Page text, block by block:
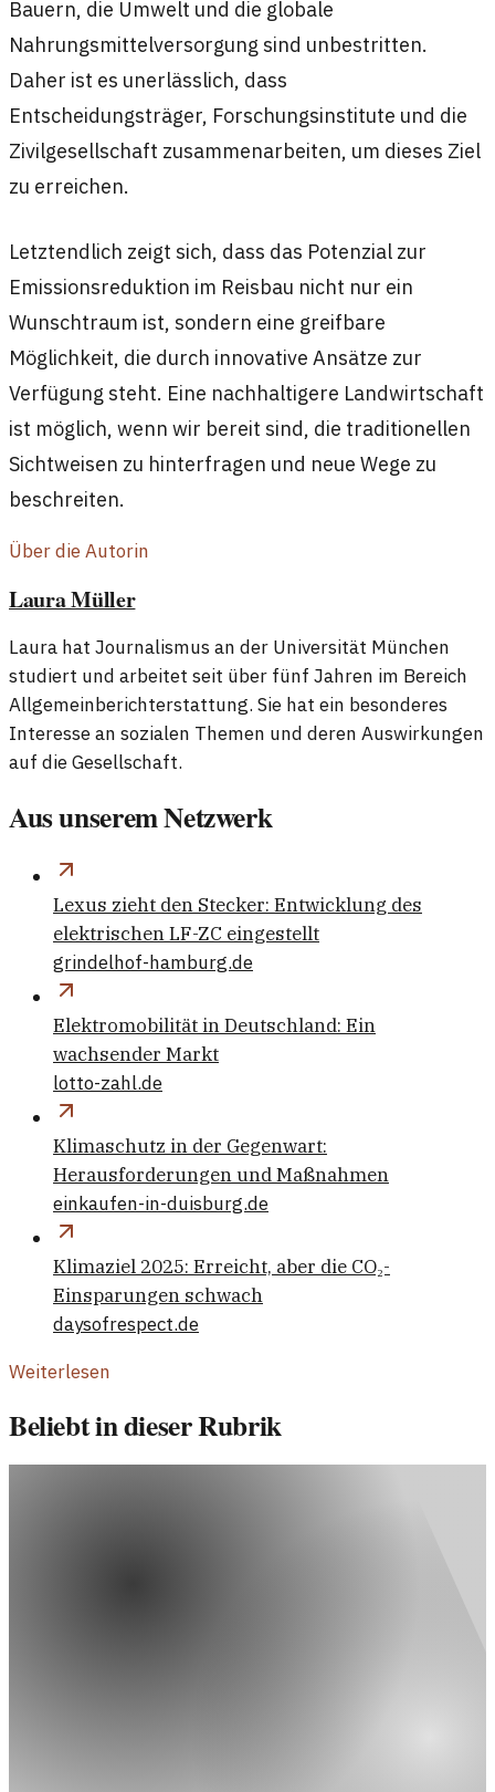
Bauern, die Umwelt und die globale
Nahrungsmittelversorgung sind unbestritten.
Daher ist es unerlässlich, dass
Entscheidungsträger, Forschungsinstitute und die
Zivilgesellschaft zusammenarbeiten, um dieses Ziel
zu erreichen.
Letztendlich zeigt sich, dass das Potenzial zur
Emissionsreduktion im Reisbau nicht nur ein
Wunschtraum ist, sondern eine greifbare
Möglichkeit, die durch innovative Ansätze zur
Verfügung steht. Eine nachhaltigere Landwirtschaft
ist möglich, wenn wir bereit sind, die traditionellen
Sichtweisen zu hinterfragen und neue Wege zu
beschreiten.
Über die Autorin
Laura Müller
Laura hat Journalismus an der Universität München
studiert und arbeitet seit über fünf Jahren im Bereich
Allgemeinberichterstattung. Sie hat ein besonderes
Interesse an sozialen Themen und deren Auswirkungen
auf die Gesellschaft.
Aus unserem Netzwerk
Lexus zieht den Stecker: Entwicklung des
elektrischen LF-ZC eingestellt
grindelhof-hamburg.de
Elektromobilität in Deutschland: Ein
wachsender Markt
lotto-zahl.de
Klimaschutz in der Gegenwart:
Herausforderungen und Maßnahmen
einkaufen-in-duisburg.de
Klimaziel 2025: Erreicht, aber die CO₂-
Einsparungen schwach
daysofrespect.de
Weiterlesen
Beliebt in dieser Rubrik